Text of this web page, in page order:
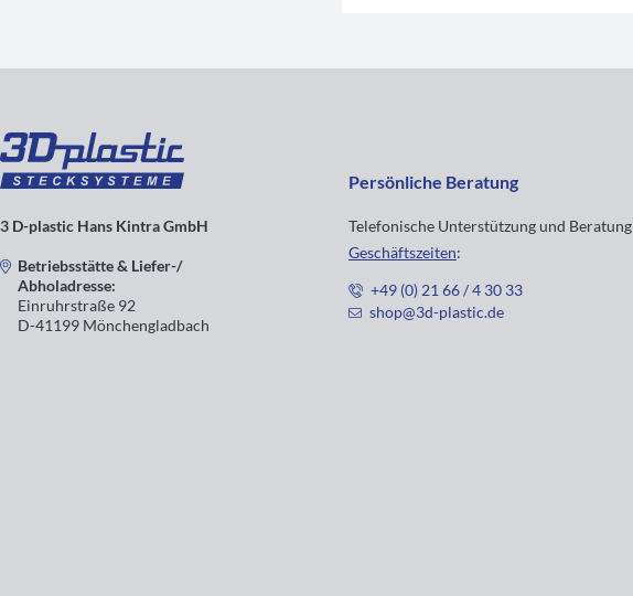
3 D-plastic Hans Kintra GmbH
Betriebsstätte & Liefer-/
Abholadresse:
Einruhrstraße 92
D-41199 Mönchengladbach
Persönliche Beratung
Telefonische Unterstützung und Beratung
Geschäftszeiten:
+49 (0) 21 66 / 4 30 33
shop@3d-plastic.de